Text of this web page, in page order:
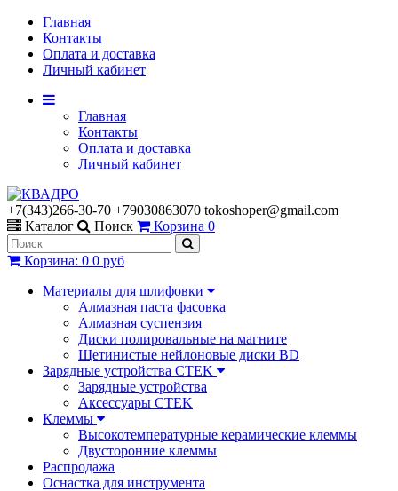
Главная
Контакты
Оплата и доставка
Личный кабинет
Главная
Контакты
Оплата и доставка
Личный кабинет
+7(343)266-30-70 +79030863070 tokoshoper@gmail.com
Каталог
Поиск Корзина 0
Корзина: 0 0 руб
Материалы для шлифовки
Алмазная паста фасовка
Алмазная суспензия
Диски полировальные на магните
Щетинистые нейлоновые диски BD
Зарядные устройства CTEK
Зарядные устройства
Аксессуары CTEK
Клеммы
Высокотемпературные керамические клеммы
Двусторонние клеммы
Распродажа
Оснастка для инструмента